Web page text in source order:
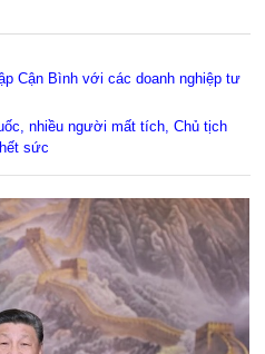
Cận Bình với các doanh nghiệp tư
nhiều người mất tích, Chủ tịch
sức